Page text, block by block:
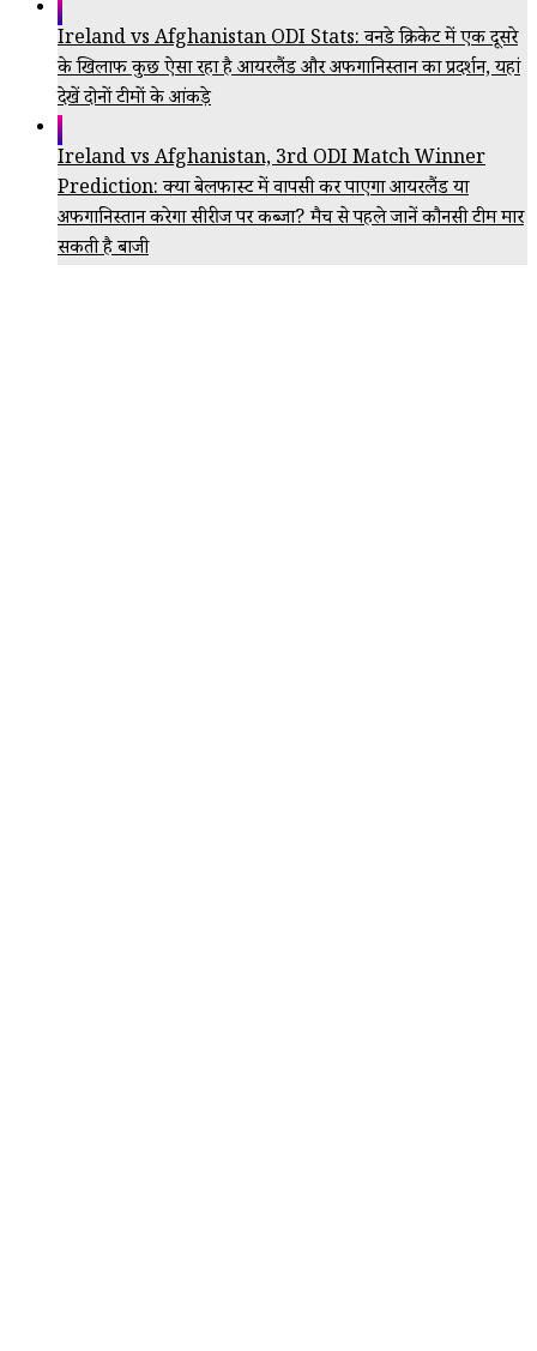
Ireland vs Afghanistan ODI Stats: वनडे क्रिकेट में एक दूसरे
के खिलाफ कुछ ऐसा रहा है आयरलैंड और अफगानिस्तान का प्रदर्शन, यहां
देखें दोनों टीमों के आंकड़े
Ireland vs Afghanistan, 3rd ODI Match Winner
Prediction: क्या बेलफास्ट में वापसी कर पाएगा आयरलैंड या
अफगानिस्तान करेगा सीरीज पर कब्जा? मैच से पहले जानें कौनसी टीम मार
सकती है बाजी